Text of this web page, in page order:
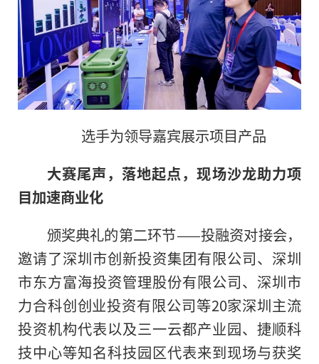
选手为领导嘉宾展示项目产品
大赛尾声，落地起点，现场沙龙助力项
目加速商业化
颁奖典礼的第二环节——投融资对接会，
邀请了深圳市创新投资集团有限公司、深圳
市东方富海投资管理股份有限公司、深圳市
力合科创创业投资有限公司等20家深圳主流
投资机构代表以及三一云都产业园、捷顺科
技中心等知名科技园区代表来到现场与获奖